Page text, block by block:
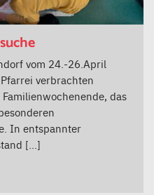
vom 24.-26.April
verbrachten
das
In entspannter
[…]